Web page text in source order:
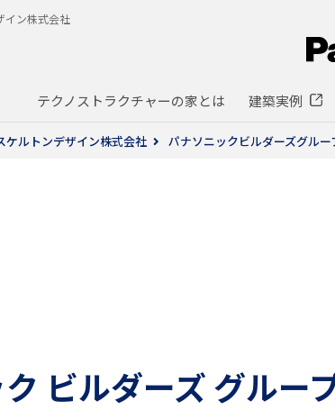
イン株式会社
テクノストラクチャーの家とは 建築実例
ケルトンデザイン株式会社 パナソニックビルダーズグルー
ビルダーズ グルー